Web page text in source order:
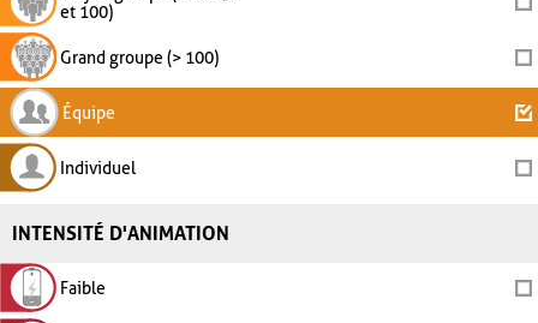
et 100)
Grand groupe (> 100)
Équipe
Individuel
INTENSITÉ D'ANIMATION
Faible